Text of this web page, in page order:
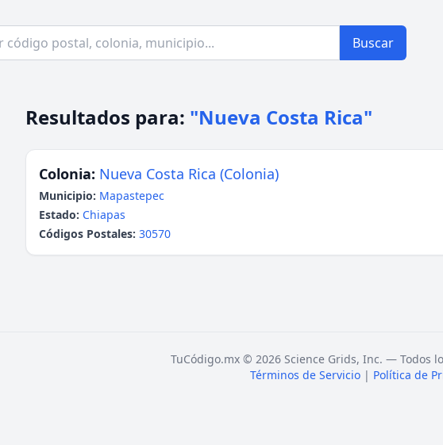
Buscar
Resultados para: "Nueva Costa Rica"
Colonia: Nueva Costa Rica (Colonia)
Municipio: Mapastepec
Estado: Chiapas
Códigos Postales: 30570
TuCódigo.mx © 2026 Science Grids, Inc. — Todos
Términos de Servicio | Política de